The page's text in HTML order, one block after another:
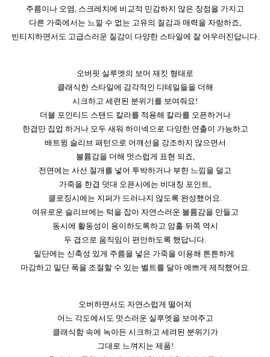
주름이나 오염, 스크레치에 비교적 민감하지 않은 장점을 가지고
다른 가죽에서는 느낄 수 없는 고유의 질감과 매력을 자랑하죠,
빈티지하면서도 고급스러운 질감이 다양한 스타일에 잘 어우러진답니다.
오버핏 실루엣의 보머 재킷 형태로
클래식한 스타일에 감각적인 디테일들을 더해
시크하고 세련된 분위기를 보여줘요!
더블 포인티드 스탠드 칼라를 적용해 칼라를 오픈하거나
한겹만 집업 하거나 모두 새워 하이넥으로 다양한 연출이 가능하고
배트윙 슬리브 패턴으로 어깨선을 강조하지 않으면서
볼륨감을 더해 멋스럽게 표현 되죠,
전면에는 사선 절개를 넣어 투박하거나 부한 느낌을 덜고
가죽을 한겹 덧대 오픈시에는 비대칭 포인트,
클로징시에는 지퍼가 드러나지 않도록 완성했어요.
여유로운 슬리브에는 턱을 잡아 자연스러운 볼륨감을 만들고
동시에 활동성이 용이하도록하고 암홀 뒤쪽 역시
두 겹으로 움직임이 편안하도록 했답니다.
밑단에는 신축성 있게 주름을 넣은 가죽을 이용해 튼튼하게
마감하고 밑단 폭을 조절할 수 있는 벨트를 달아 예쁘게 제작했어요.
오버하면서도 자연스럽게 떨어져
어느 각도에서도 멋스러운 실루엣을 보여주고
클래식함 속에 녹아든 시크하고 세려된 분위기가
그대로 느껴지는 제품!